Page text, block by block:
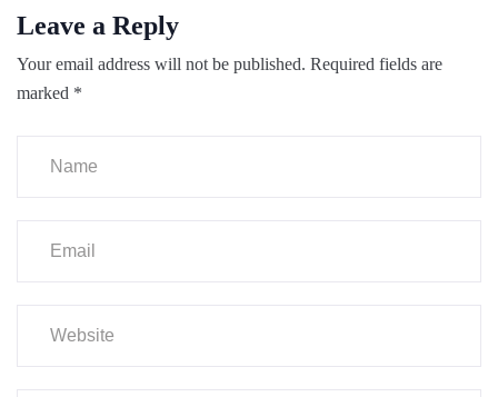
Leave a Reply
Your email address will not be published. Required fields are
marked *